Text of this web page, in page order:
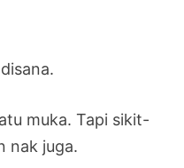
muka. Tapi sikit-
nak juga.